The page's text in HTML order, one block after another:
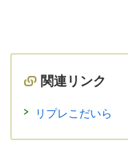
関連リンク
リプレこだいら